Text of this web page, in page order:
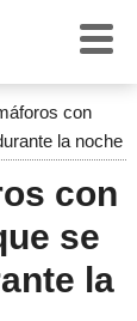
con
la noche
con
se
la